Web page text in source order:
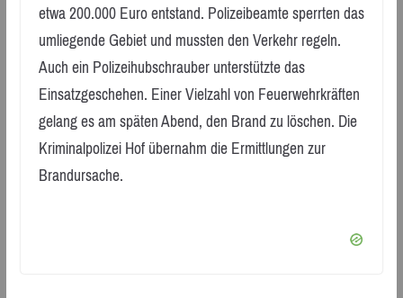
etwa 200.000 Euro entstand. Polizeibeamte sperrten das
umliegende Gebiet und mussten den Verkehr regeln.
Auch ein Polizeihubschrauber unterstützte das
Einsatzgeschehen. Einer Vielzahl von Feuerwehrkräften
gelang es am späten Abend, den Brand zu löschen. Die
Kriminalpolizei Hof übernahm die Ermittlungen zur
Brandursache.